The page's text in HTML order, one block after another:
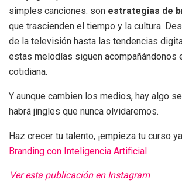
simples canciones: son estrategias de
que trascienden el tiempo y la cultura.
de la televisión hasta las tendencias
estas melodías siguen acompañándonos
cotidiana.
Y aunque cambien los medios, hay algo
habrá jingles que nunca olvidaremos.
Haz crecer tu talento, ¡empieza tu curso
Branding con Inteligencia Artificial
Ver esta publicación en Instagram